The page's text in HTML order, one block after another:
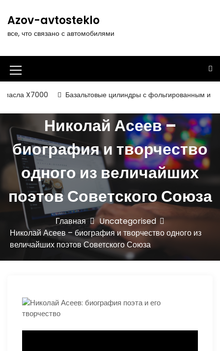
т
к
д
м
Azov-avtosteklo
все, что связано с автомобилями
И
к
о
н
к
а
м
е
н
Базальтовые цилиндры с фольгированным и
Николай Асеев –
биография и творчество
одного из величайших
поэтов Советского Союза
Главная
Uncategorised
Николай Асеев – биография и творчество одного из
величайших поэтов Советского Союза